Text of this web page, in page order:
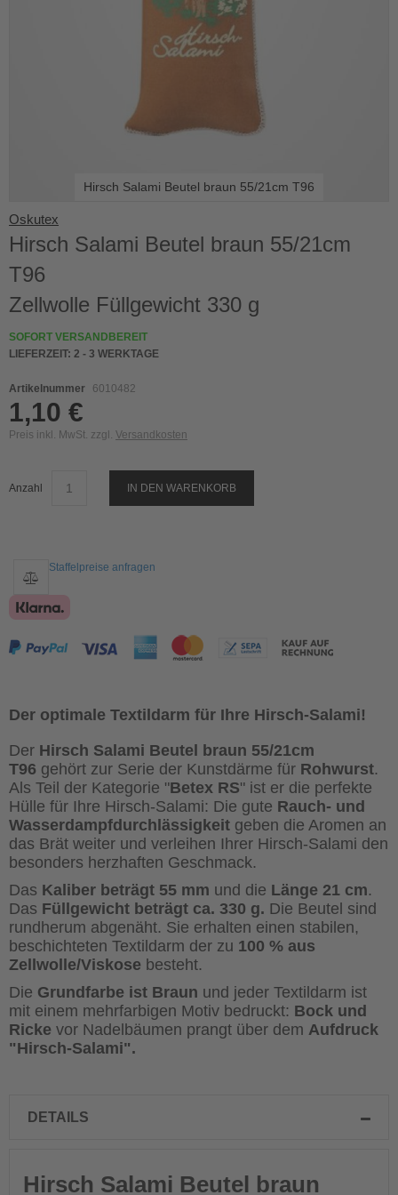
Oskutex
Hirsch Salami Beutel braun 55/21cm
T96
Zellwolle Füllgewicht 330 g
SOFORT VERSANDBEREIT
LIEFERZEIT: 2 - 3 WERKTAGE
Artikelnummer 6010482
1,10 €
Preis inkl. MwSt. zzgl. Versandkosten
Anzahl IN DEN WARENKORB
Staffelpreise anfragen
Der optimale Textildarm für Ihre Hirsch-Salami!
Der Hirsch Salami Beutel braun 55/21cm
T96 gehört zur Serie der Kunstdärme für Rohwurst.
Als Teil der Kategorie "Betex RS" ist er die perfekte
Hülle für Ihre Hirsch-Salami: Die gute Rauch- und
Wasserdampfdurchlässigkeit geben die Aromen an
das Brät weiter und verleihen Ihrer Hirsch-Salami den
besonders herzhaften Geschmack.
Das Kaliber beträgt 55 mm und die Länge 21 cm.
Das Füllgewicht beträgt ca. 330 g. Die Beutel sind
rundherum abgenäht. Sie erhalten einen stabilen,
beschichteten Textildarm der zu 100 % aus
Zellwolle/Viskose besteht.
Die Grundfarbe ist Braun und jeder Textildarm ist
mit einem mehrfarbigen Motiv bedruckt: Bock und
Ricke vor Nadelbäumen prangt über dem Aufdruck
"Hirsch-Salami".
Hirsch Salami Beutel braun 55/21cm T96
to
the
images
DETAILS
Hirsch Salami Beutel braun